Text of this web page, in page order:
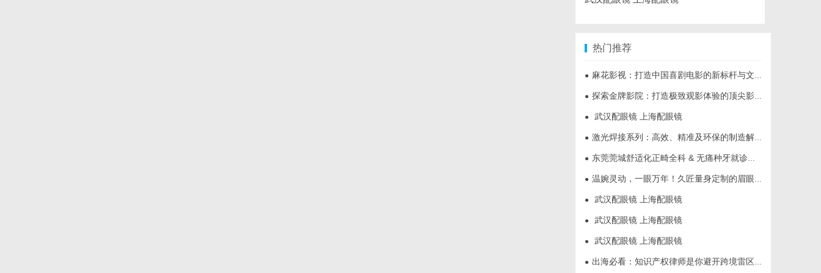
热门推荐
● 麻花影视：打造中国喜剧电影的新标杆与文化现象
● 探索金牌影院：打造极致观影体验的顶尖影院品牌
● 武汉配眼镜 上海配眼镜
● 激光焊接系列：高效、精准及环保的制造解决方案
● 东莞莞城舒适化正畸全科 & 无痛种牙就诊避坑攻略
● 温婉灵动，一眼万年！久匠量身定制的眉眼唇，才是你整张脸的点睛之笔！淡颜系女生的气质加分项
● 武汉配眼镜 上海配眼镜
● 武汉配眼镜 上海配眼镜
● 武汉配眼镜 上海配眼镜
● 出海必看：知识产权律师是你避开跨境雷区的安全垫